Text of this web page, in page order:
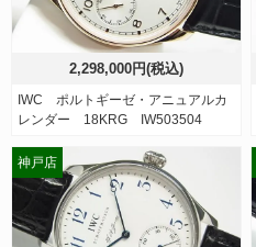
2,298,000円(税込)
IWC ポルトギーゼ・アニュアルカ
レンダー 18KRG IW503504
神戸店